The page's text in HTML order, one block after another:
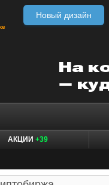
Новый дизайн
АКЦИИ +39